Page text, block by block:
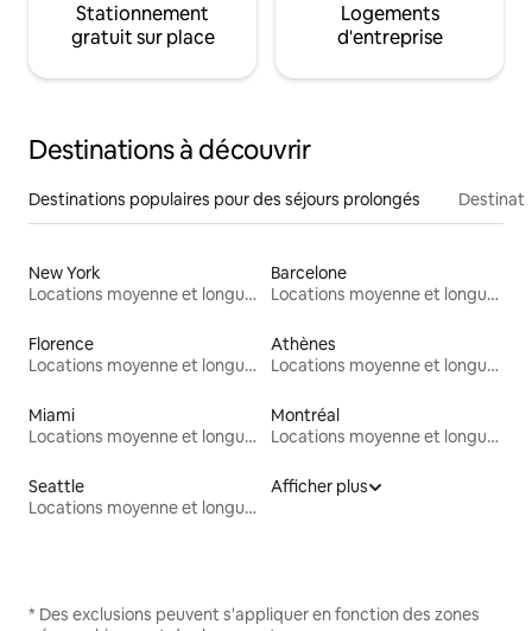
Stationnement
gratuit sur place
Logements
d'entreprise
Destinations à découvrir
Destinations populaires pour des séjours prolongés
New York
Locations moyenne et longue durée
Barcelone
Locations moyenne et longue durée
Florence
Locations moyenne et longue durée
Athènes
Locations moyenne et longue durée
Miami
Locations moyenne et longue durée
Montréal
Locations moyenne et longue durée
Seattle
Locations moyenne et longue durée
Afficher plus
* Des exclusions peuvent s'appliquer en fonction des zones